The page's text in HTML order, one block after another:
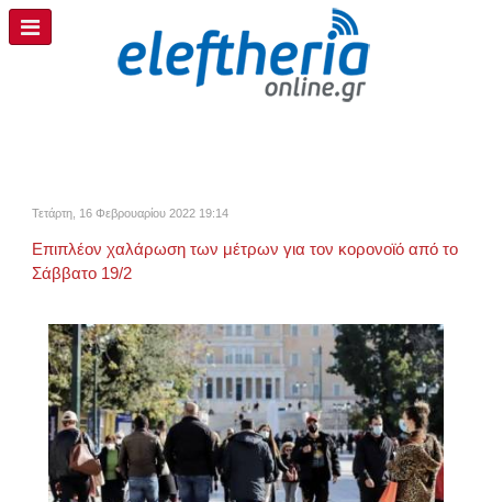
Τετάρτη, 16 Φεβρουαρίου 2022 19:14
Επιπλέον χαλάρωση των μέτρων για τον κορονοϊό από το
Σάββατο 19/2